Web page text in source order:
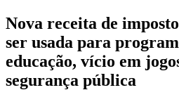
Nova receita de
ser usada para
educação, vício em
segurança pública